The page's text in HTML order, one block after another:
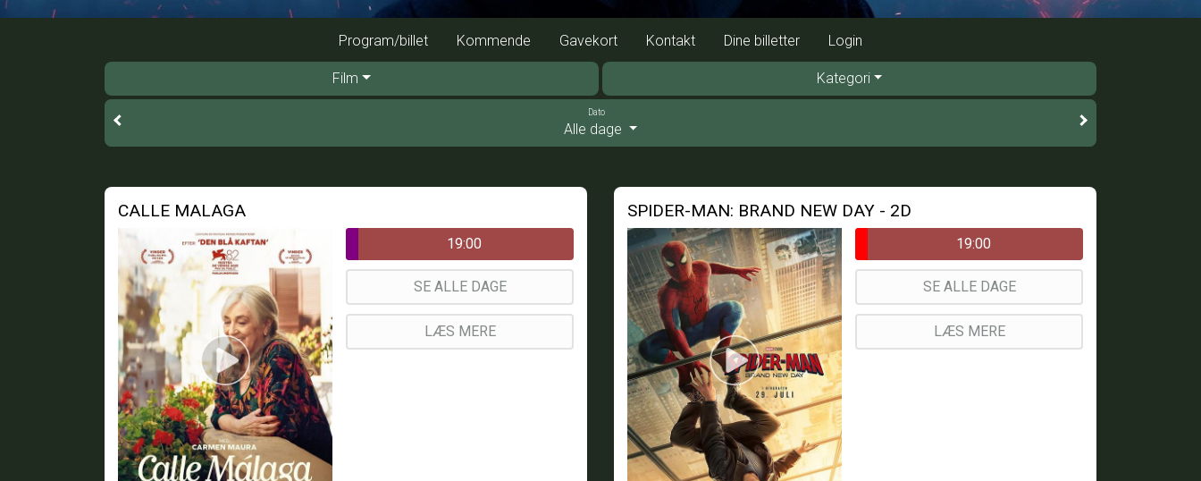
Program/billet Kommende Gavekort Kontakt Dine billetter Login
Film Kategori
Dato
Alle dage
CALLE MALAGA
19:00
SE ALLE DAGE
LÆS MERE
SPIDER-MAN: BRAND NEW DAY - 2D
19:00
SE ALLE DAGE
LÆS MERE